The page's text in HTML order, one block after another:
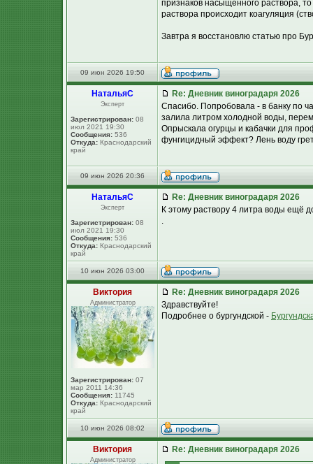
признаков насыщенного раствора,
раствора происходит коагуляция
Завтра я восстановлю статью про
09 июн 2026 19:50
НатальяС
Эксперт
Зарегистрирован: 08
июл 2021 19:30
Сообщения: 536
Откуда: Краснодарский
край
Re: Дневник виноградаря 2026
Спасибо. Попробовала - в банку по
залила литром холодной воды,
Опрыскала огурцы и кабачки для
фунгицидный эффект? Лень воду
09 июн 2026 20:36
НатальяС
Эксперт
Зарегистрирован: 08
июл 2021 19:30
Сообщения: 536
Откуда: Краснодарский
край
Re: Дневник виноградаря 2026
К этому раствору 4 литра воды ещё
.
10 июн 2026 03:00
Виктория
Администратор
Зарегистрирован: 07
мар 2011 14:36
Сообщения: 11745
Откуда: Краснодарский
край
Re: Дневник виноградаря 2026
Здравствуйте!
Подробнее о бургундской -
10 июн 2026 08:02
Виктория
Администратор
Re: Дневник виноградаря 2026